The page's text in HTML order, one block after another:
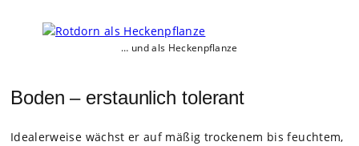
… und als Hecken­pflanze
Boden – erstaunlich tolerant
Idea­ler­weise wächst er auf mäßig tro­cke­nem bis feuch­tem,